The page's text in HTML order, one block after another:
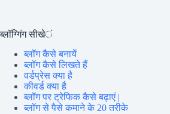
ब्लॉग्गिंग सीखें
ब्लॉग कैसे बनायें
ब्लॉग कैसे लिखते हैं
वर्डप्रेस क्या है
कीवर्ड क्या है
ब्लॉग पर ट्रेफिक कैसे बढ़ाएं |
ब्लॉग से पैसे कमाने के 20 तरीके